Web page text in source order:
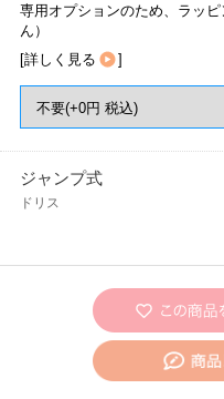
専用オプションのため、ラッ
ん）
[詳しく見る ]
ジャンプ式
ドリス